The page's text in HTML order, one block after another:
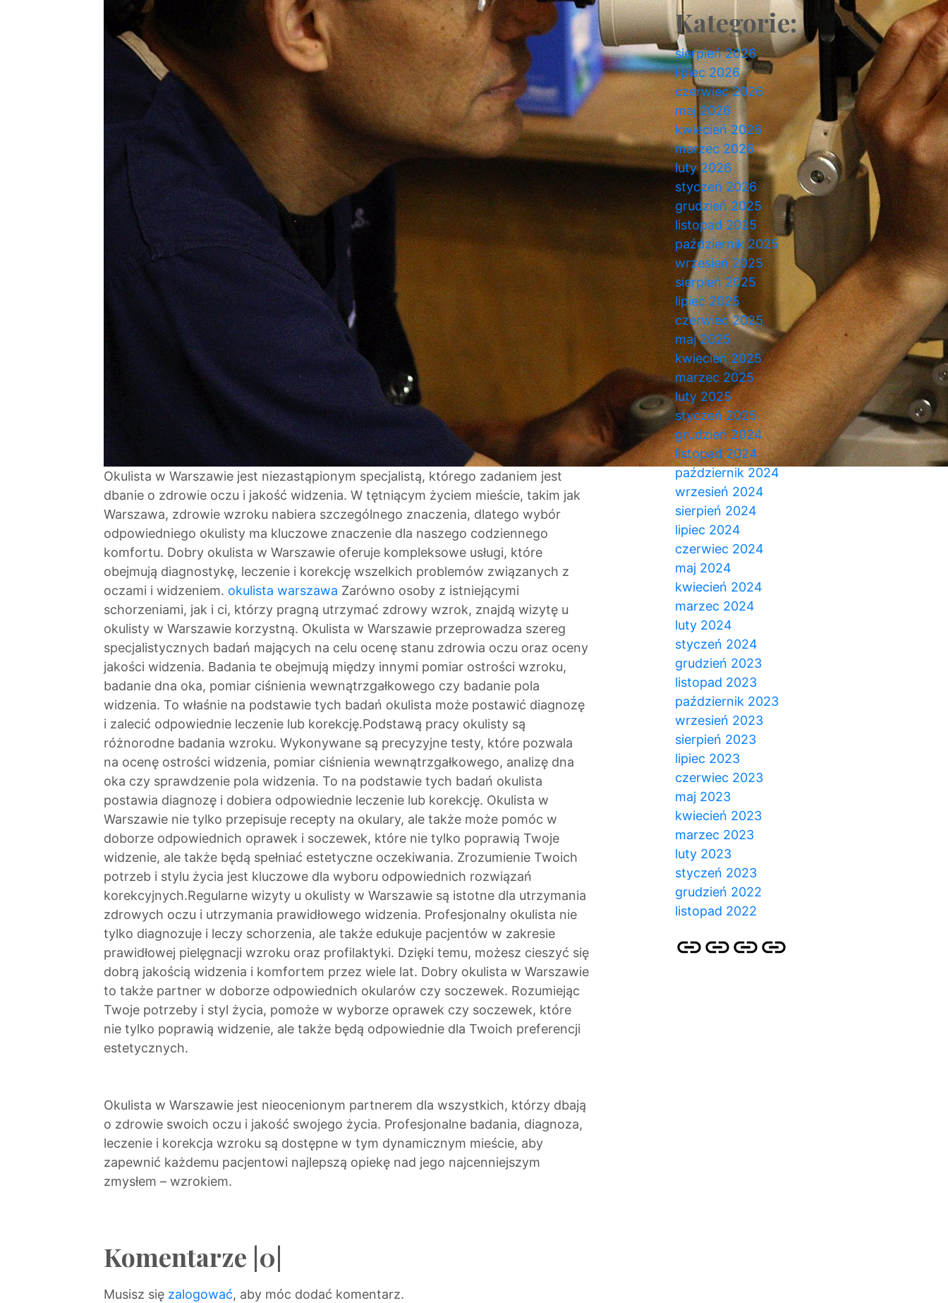
Okulista w Warszawie jest niezastąpionym specjalistą, którego zadaniem jest
dbanie o zdrowie oczu i jakość widzenia. W tętniącym życiem mieście, takim jak
Warszawa, zdrowie wzroku nabiera szczególnego znaczenia, dlatego wybór
odpowiedniego okulisty ma kluczowe znaczenie dla naszego codziennego
komfortu. Dobry okulista w Warszawie oferuje kompleksowe usługi, które
obejmują diagnostykę, leczenie i korekcję wszelkich problemów związanych z
oczami i widzeniem. okulista warszawa Zarówno osoby z istniejącymi
schorzeniami, jak i ci, którzy pragną utrzymać zdrowy wzrok, znajdą wizytę u
okulisty w Warszawie korzystną. Okulista w Warszawie przeprowadza szereg
specjalistycznych badań mających na celu ocenę stanu zdrowia oczu oraz oceny
jakości widzenia. Badania te obejmują między innymi pomiar ostrości wzroku,
badanie dna oka, pomiar ciśnienia wewnątrzgałkowego czy badanie pola
widzenia. To właśnie na podstawie tych badań okulista może postawić diagnozę
i zalecić odpowiednie leczenie lub korekcję.Podstawą pracy okulisty są
różnorodne badania wzroku. Wykonywane są precyzyjne testy, które pozwala
na ocenę ostrości widzenia, pomiar ciśnienia wewnątrzgałkowego, analizę dna
oka czy sprawdzenie pola widzenia. To na podstawie tych badań okulista
postawia diagnozę i dobiera odpowiednie leczenie lub korekcję. Okulista w
Warszawie nie tylko przepisuje recepty na okulary, ale także może pomóc w
doborze odpowiednich oprawek i soczewek, które nie tylko poprawią Twoje
widzenie, ale także będą spełniać estetyczne oczekiwania. Zrozumienie Twoich
potrzeb i stylu życia jest kluczowe dla wyboru odpowiednich rozwiązań
korekcyjnych.Regularne wizyty u okulisty w Warszawie są istotne dla utrzymania
zdrowych oczu i utrzymania prawidłowego widzenia. Profesjonalny okulista nie
tylko diagnozuje i leczy schorzenia, ale także edukuje pacjentów w zakresie
prawidłowej pielęgnacji wzroku oraz profilaktyki. Dzięki temu, możesz cieszyć się
dobrą jakością widzenia i komfortem przez wiele lat. Dobry okulista w Warszawie
to także partner w doborze odpowiednich okularów czy soczewek. Rozumiejąc
Twoje potrzeby i styl życia, pomoże w wyborze oprawek czy soczewek, które
nie tylko poprawią widzenie, ale także będą odpowiednie dla Twoich preferencji
estetycznych.
Okulista w Warszawie jest nieocenionym partnerem dla wszystkich, którzy dbają
o zdrowie swoich oczu i jakość swojego życia. Profesjonalne badania, diagnoza,
leczenie i korekcja wzroku są dostępne w tym dynamicznym mieście, aby
zapewnić każdemu pacjentowi najlepszą opiekę nad jego najcenniejszym
zmysłem – wzrokiem.
Komentarze |0|
Musisz się zalogować, aby móc dodać komentarz.
Kategorie:
sierpień 2026
lipiec 2026
czerwiec 2026
maj 2026
kwiecień 2026
marzec 2026
luty 2026
styczeń 2026
grudzień 2025
listopad 2025
październik 2025
wrzesień 2025
sierpień 2025
lipiec 2025
czerwiec 2025
maj 2025
kwiecień 2025
marzec 2025
luty 2025
styczeń 2025
grudzień 2024
listopad 2024
październik 2024
wrzesień 2024
sierpień 2024
lipiec 2024
czerwiec 2024
maj 2024
kwiecień 2024
marzec 2024
luty 2024
styczeń 2024
grudzień 2023
listopad 2023
październik 2023
wrzesień 2023
sierpień 2023
lipiec 2023
czerwiec 2023
maj 2023
kwiecień 2023
marzec 2023
luty 2023
styczeń 2023
grudzień 2022
listopad 2022
StronaPozycjonowanie
SKLEPBLOG